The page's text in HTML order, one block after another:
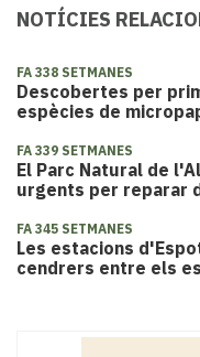
NOTÍCIES
FA 338 SETMANES
​Descobertes per
espècies de
FA 339 SETMANES
​El Parc Natural de
urgents per reparar
FA 345 SETMANES
​Les estacions
cendrers entre els